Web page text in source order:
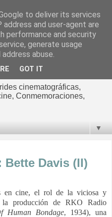
de Jorge
cinematográficas,
Conmemoraciones,
▼
Davis (II)
en cine, el rol de la viciosa y
la producción de RKO Radio
Human Bondage, 1934), una
to deliver its services
and user-agent are
performance and security
generate usage
abuse.
GOT IT